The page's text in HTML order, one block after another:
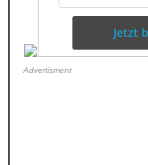
Advertisment